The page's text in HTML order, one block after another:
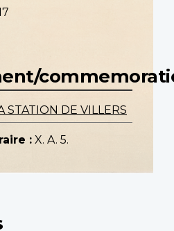
STATION DE VILLERS
: X. A. 5.